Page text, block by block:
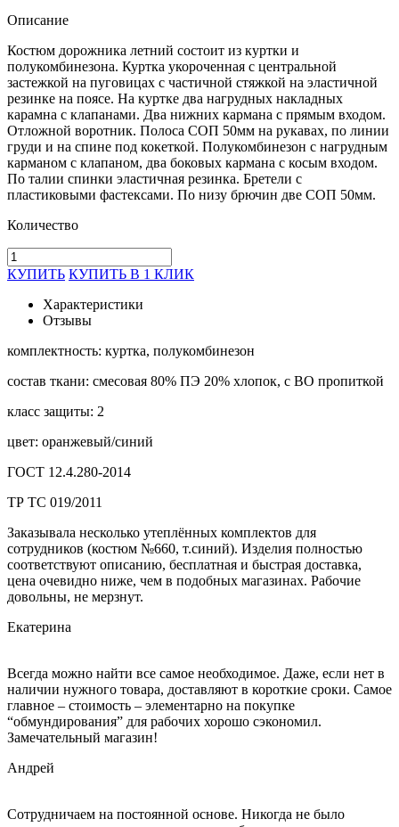
Описание
Костюм дорожника летний состоит из куртки и
полукомбинезона. Куртка укороченная с центральной
застежкой на пуговицах с частичной стяжкой на эластичной
резинке на поясе. На куртке два нагрудных накладных
карамна с клапанами. Два нижних кармана с прямым входом.
Отложной воротник. Полоса СОП 50мм на рукавах, по линии
груди и на спине под кокеткой. Полукомбинезон с нагрудным
карманом с клапаном, два боковых кармана с косым входом.
По талии спинки эластичная резинка. Бретели с
пластиковыми фастексами. По низу брючин две СОП 50мм.
Количество
КУПИТЬ КУПИТЬ В 1 КЛИК
Характеристики
Отзывы
комплектность: куртка, полукомбинезон
состав ткани: смесовая 80% ПЭ 20% хлопок, с ВО пропиткой
класс защиты: 2
цвет: оранжевый/синий
ГОСТ 12.4.280-2014
ТР ТС 019/2011
Заказывала несколько утеплённых комплектов для
сотрудников (костюм №660, т.синий). Изделия полностью
соответствуют описанию, бесплатная и быстрая доставка,
цена очевидно ниже, чем в подобных магазинах. Рабочие
довольны, не мерзнут.
Екатерина
Всегда можно найти все самое необходимое. Даже, если нет в
наличии нужного товара, доставляют в короткие сроки. Самое
главное – стоимость – элементарно на покупке
“обмундирования” для рабочих хорошо сэкономил.
Замечательный магазин!
Андрей
Сотрудничаем на постоянной основе. Никогда не было